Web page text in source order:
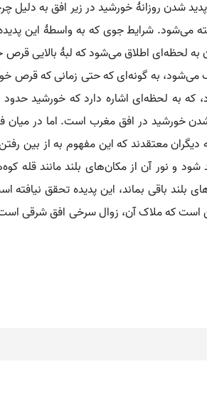
شدن روزانهٔ خورشید در زیر افق به
می‌شود. شرایط جوی که به واسطهٔ این
لحظه‌ای اطلاق می‌شود که لبهٔ بالایی
به گونه‌ای که حتی زمانی که قرص
خورشید در افق مغرب است. اما در میان
معتقدند که این مفهوم به از بین
و نور آن از مکان‌های بلند مانند قله
بلند باقی بماند، این پدیده تحقق
که ملاک آن، زوال سرخی افق شرقی